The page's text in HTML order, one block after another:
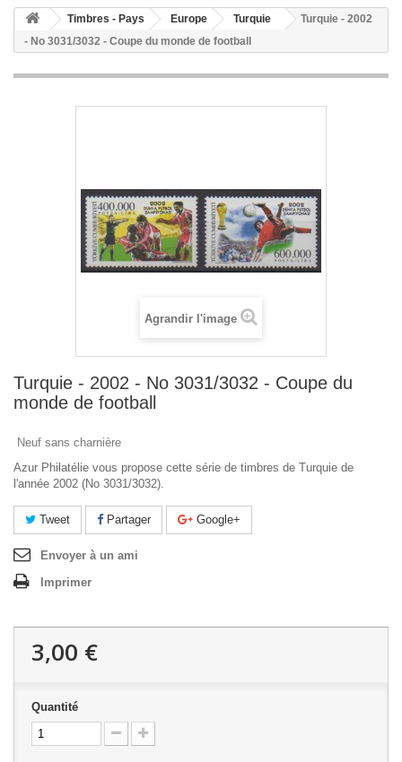
Timbres - Pays Europe Turquie
Turquie - 2002
- No 3031/3032 - Coupe du monde de football
Agrandir l'image
Turquie - 2002 - No 3031/3032 - Coupe du
monde de football
Neuf sans charnière
Azur Philatélie vous propose cette série de timbres de Turquie de
l'année 2002 (No 3031/3032).
Tweet Partager Google+
Envoyer à un ami
Imprimer
3,00 €
Quantité